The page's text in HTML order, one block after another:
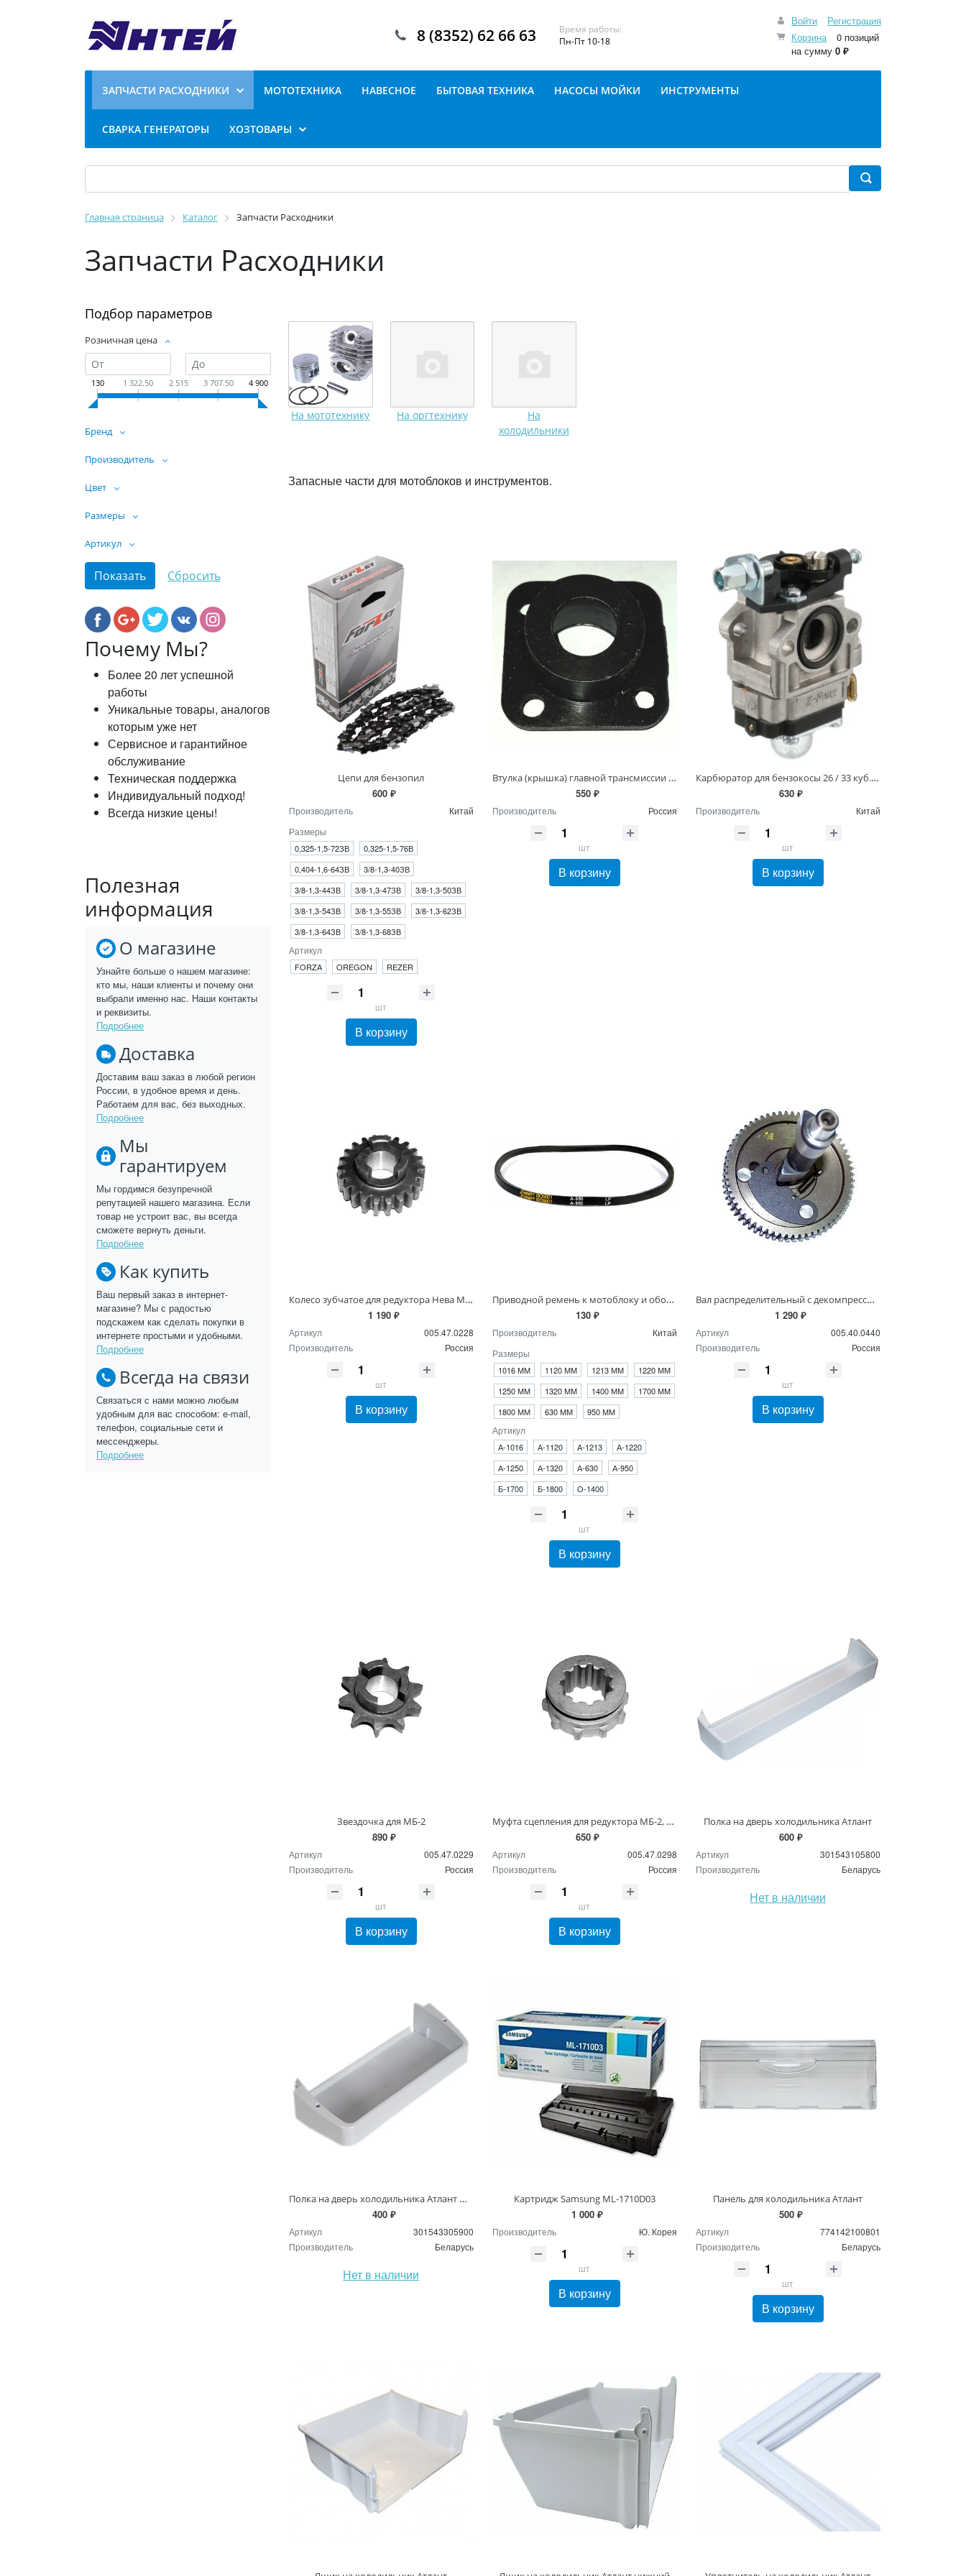
Войти
Регистрация
Корзина
0 позиций
на сумму 0 ₽
8 (8352) 62 66 63
Время работы:
Пн-Пт 10-18
ЗАПЧАСТИ РАСХОДНИКИ МОТОТЕХНИКА НАВЕСНОЕ БЫТОВАЯ ТЕХНИКА НАСОСЫ МОЙКИ ИНСТРУМЕНТЫ
СВАРКА ГЕНЕРАТОРЫ ХОЗТОВАРЫ
Главная страница Каталог Запчасти Расходники
Запчасти Расходники
Подбор параметров
Розничная цена
130 1 322.50 2 515 3 707.50 4 900
Бренд
Производитель
Цвет
Размеры
Артикул
Почему Мы?
Более 20 лет успешной
работы
Уникальные товары, аналогов
которым уже нет
Сервисное и гарантийное
обслуживание
Техническая поддержка
Индивидуальный подход!
Всегда низкие цены!
Полезная
информация
О магазине
Узнайте больше о нашем магазине:
кто мы, наши клиенты и почему они
выбрали именно нас. Наши контакты
и реквизиты.
Подробнее
Доставка
Доставим ваш заказ в любой регион
России, в удобное время и день.
Работаем для вас, без выходных.
Подробнее
Мы
гарантируем
Мы гордимся безупречной
репутацией нашего магазина. Если
товар не устроит вас, вы всегда
сможете вернуть деньги.
Подробнее
Как купить
Ваш первый заказ в интернет-
магазине? Мы с радостью
подскажем как сделать покупки в
интернете простыми и удобными.
Подробнее
Всегда на связи
Связаться с нами можно любым
удобным для вас способом: e-mail,
телефон, социальные сети и
мессенджеры.
Подробнее
На мототехнику На оргтехнику
На
холодильники
Запасные части для мотоблоков и инструментов.
Цепи для бензопил
600 ₽
Производитель
Китай
Размеры
0,325-1,5-72ЗВ
0,325-1,5-76В
0,404-1,6-64ЗВ
3/8-1,3-40ЗВ
3/8-1,3-44ЗВ
3/8-1,3-47ЗВ
3/8-1,3-50ЗВ
3/8-1,3-54ЗВ
3/8-1,3-55ЗВ
3/8-1,3-62ЗВ
3/8-1,3-64ЗВ
3/8-1,3-68ЗВ
Артикул
FORZA OREGON REZER
шт
В корзину
Втулка (крышка) главной трансмиссии роторной косилки Заря
550 ₽
Производитель Россия
шт
В корзину
Карбюратор для бензокосы 26 / 33 куб. см
630 ₽
Производитель Китай
шт
В корзину
Колесо зубчатое для редуктора Нева МБ-2, МБ-23
1 190 ₽
Артикул
005.47.0228
Производитель
Россия
шт
В корзину
Приводной ремень к мотоблоку и оборудованию
130 ₽
Производитель
Китай
Размеры
1016 ММ 1120 ММ 1213 ММ
1220 ММ
1250 ММ
1320 ММ 1400 ММ
1700 ММ
1800 ММ
630 ММ 950 ММ
Артикул
А-1016 А-1120 А-1213
А-1220
А-1250
А-1320 А-630
А-950
Б-1700
Б-1800 О-1400
шт
В корзину
Вал распределительный с декомпрессором Нева
1 290 ₽
Артикул
005.40.0440
Производитель
Россия
шт
В корзину
Звездочка для МБ-2
890 ₽
Артикул
005.47.0229
Производитель
Россия
шт
В корзину
Муфта сцепления для редуктора МБ-2, МБ-23
650 ₽
Артикул
005.47.0298
Производитель
Россия
шт
В корзину
Полка на дверь холодильника Атлант
600 ₽
Артикул
301543105800
Производитель
Беларусь
Нет в наличии
Полка на дверь холодильника Атлант малая
400 ₽
Артикул
301543305900
Производитель
Беларусь
Нет в наличии
Картридж Samsung ML-1710D03
1 000 ₽
Производитель Ю. Корея
шт
В корзину
Панель для холодильника Атлант
500 ₽
Артикул
774142100801
Производитель
Беларусь
шт
В корзину